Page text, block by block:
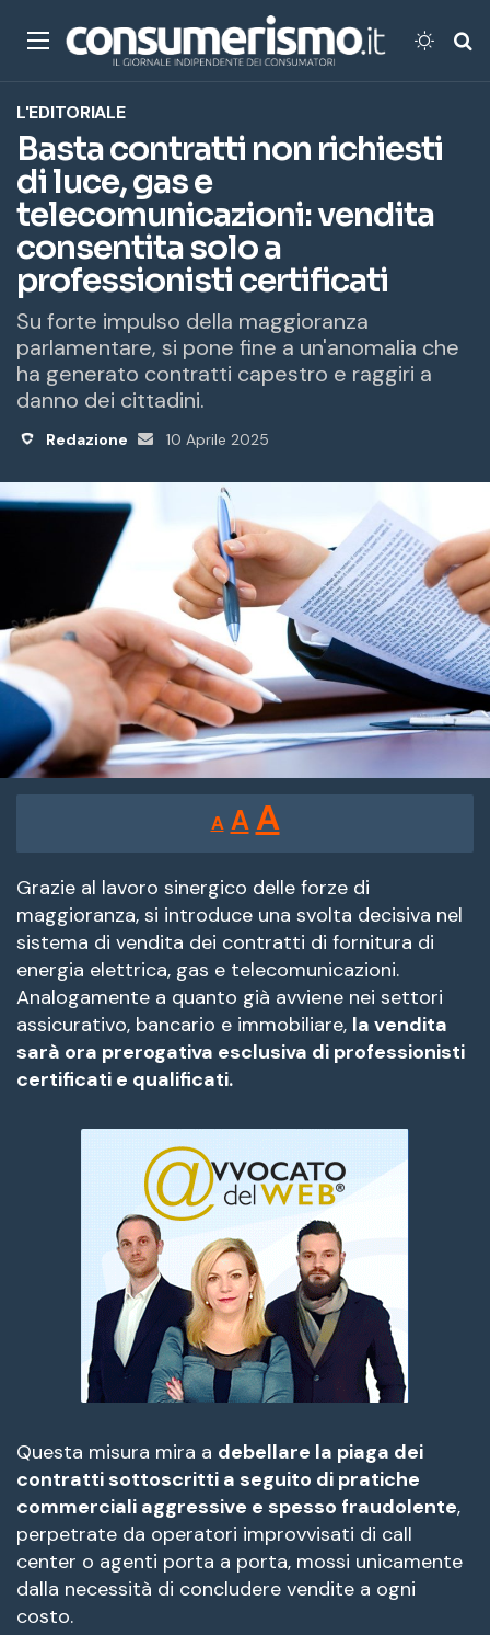
Menu
L'EDITORIALE
Basta contratti non richiesti
di luce, gas e
telecomunicazioni: vendita
consentita solo a
professionisti certificati
Su forte impulso della maggioranza
parlamentare, si pone fine a un'anomalia che
ha generato contratti capestro e raggiri a
danno dei cittadini.
Redazione
Invia
10 Aprile 2025
A
Reducir
tamaño
de
fuente.
A Restablecer
tamaño
de
fuente
AAumentar
tamaño
de
fuente.
Grazie al lavoro sinergico delle forze di
maggioranza, si introduce una svolta decisiva nel
sistema di vendita dei contratti di fornitura di
energia elettrica, gas e telecomunicazioni.
Analogamente a quanto già avviene nei settori
assicurativo, bancario e immobiliare, la vendita
sarà ora prerogativa esclusiva di professionisti
certificati e qualificati.
Questa misura mira a debellare la piaga dei
contratti sottoscritti a seguito di pratiche
commerciali aggressive e spesso fraudolente,
perpetrate da operatori improvvisati di call
center o agenti porta a porta, mossi unicamente
dalla necessità di concludere vendite a ogni
costo.